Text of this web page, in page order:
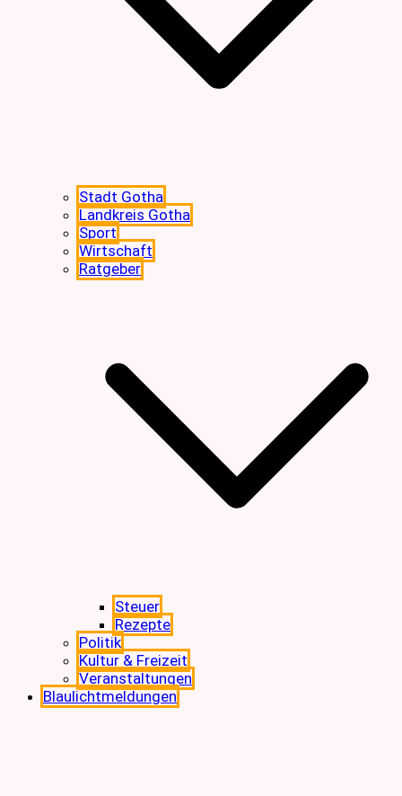
Stadt Gotha
Landkreis Gotha
Sport
Wirtschaft
Ratgeber
Steuer
Rezepte
Politik
Kultur & Freizeit
Veranstaltungen
Blaulichtmeldungen